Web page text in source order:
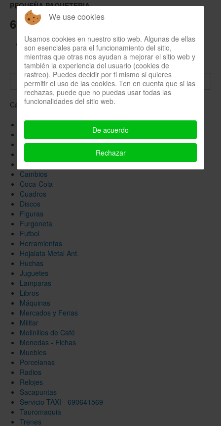
PEQUEÑA PAQUETERIA
690641569
Back to: Servicio TAXI - 690641569
Carro vacío
Album de Cromos
Botellas
Cafeteras
Cambios
Coca-Cola
Cuadros
Discos
Figuras
Furgoneta
Futbol
Herramientas
Hojalata Metal Ant.
Huchas
Juguetes
Lamparas
Libros
Máquinas
Mercados y Ferias
Militar
Molinillos de Café
Monedas - Fichas
Muebles
Porcelanas
Radios
Relojes
Sacapuntas
Servicio TAXI - 690641569
Tauromaquia
Trenes
We use cookies
Usamos cookies en nuestro sitio web. Algunas de ellas
son esenciales para el funcionamiento del sitio,
mientras que otras nos ayudan a mejorar el sitio web y
también la experiencia del usuario (cookies de
rastreo). Puedes decidir por ti mismo si quieres
permitir el uso de las cookies. Ten en cuenta que si las
rechazas, puede que no puedas usar todas las
funcionalidades del sitio web.
De acuerdo
Rechazar